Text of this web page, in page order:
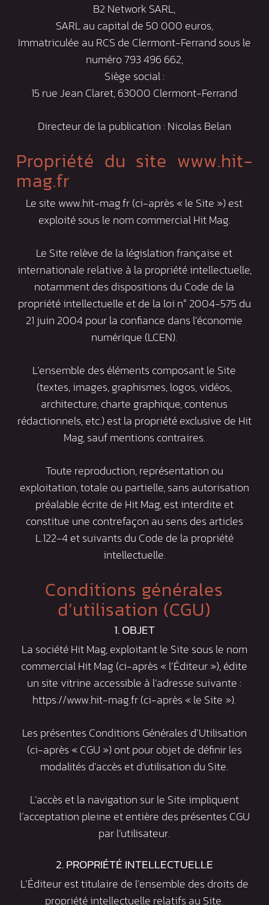
B2 Network SARL,
SARL au capital de 50 000 euros,
Immatriculée au RCS de Clermont-Ferrand sous le
numéro 793 496 662,
Siège social :
15 rue Jean Claret, 63000 Clermont-Ferrand
Directeur de la publication : Nicolas Belan
Propriété du site www.hit-
mag.fr
Le site www.hit-mag.fr (ci-après « le Site ») est
exploité sous le nom commercial Hit Mag.
Le Site relève de la législation française et
internationale relative à la propriété intellectuelle,
notamment des dispositions du Code de la
propriété intellectuelle et de la loi n° 2004-575 du
21 juin 2004 pour la confiance dans l’économie
numérique (LCEN).
L’ensemble des éléments composant le Site
(textes, images, graphismes, logos, vidéos,
architecture, charte graphique, contenus
rédactionnels, etc.) est la propriété exclusive de Hit
Mag, sauf mentions contraires.
Toute reproduction, représentation ou
exploitation, totale ou partielle, sans autorisation
préalable écrite de Hit Mag, est interdite et
constitue une contrefaçon au sens des articles
L.122-4 et suivants du Code de la propriété
intellectuelle.
Conditions générales
d’utilisation (CGU)
1. OBJET
La société Hit Mag, exploitant le Site sous le nom
commercial Hit Mag (ci-après « l’Éditeur »), édite
un site vitrine accessible à l’adresse suivante :
https://www.hit-mag.fr(ci-après « le Site »).
Les présentes Conditions Générales d’Utilisation
(ci-après « CGU ») ont pour objet de définir les
modalités d’accès et d’utilisation du Site.
L’accès et la navigation sur le Site impliquent
l’acceptation pleine et entière des présentes CGU
par l’utilisateur.
2. PROPRIÉTÉ INTELLECTUELLE
L’Éditeur est titulaire de l’ensemble des droits de
propriété intellectuelle relatifs au Site.